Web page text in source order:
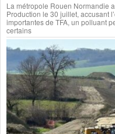
La métropole Rouen Normandie
Production le 30 juillet, accusant
importantes de TFA, un polluant
certains